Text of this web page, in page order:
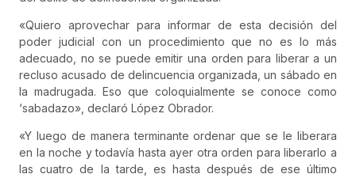
«Quiero aprovechar para informar de esta decisión del
poder judicial con un procedimiento que no es lo más
adecuado, no se puede emitir una orden para liberar a un
recluso acusado de delincuencia organizada, un sábado en
la madrugada. Eso que coloquialmente se conoce como
‘sabadazo», declaró López Obrador.
«Y luego de manera terminante ordenar que se le liberara
en la noche y todavía hasta ayer otra orden para liberarlo a
las cuatro de la tarde, es hasta después de ese último